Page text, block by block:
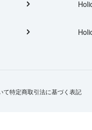
て特定商取引法に基づく表記